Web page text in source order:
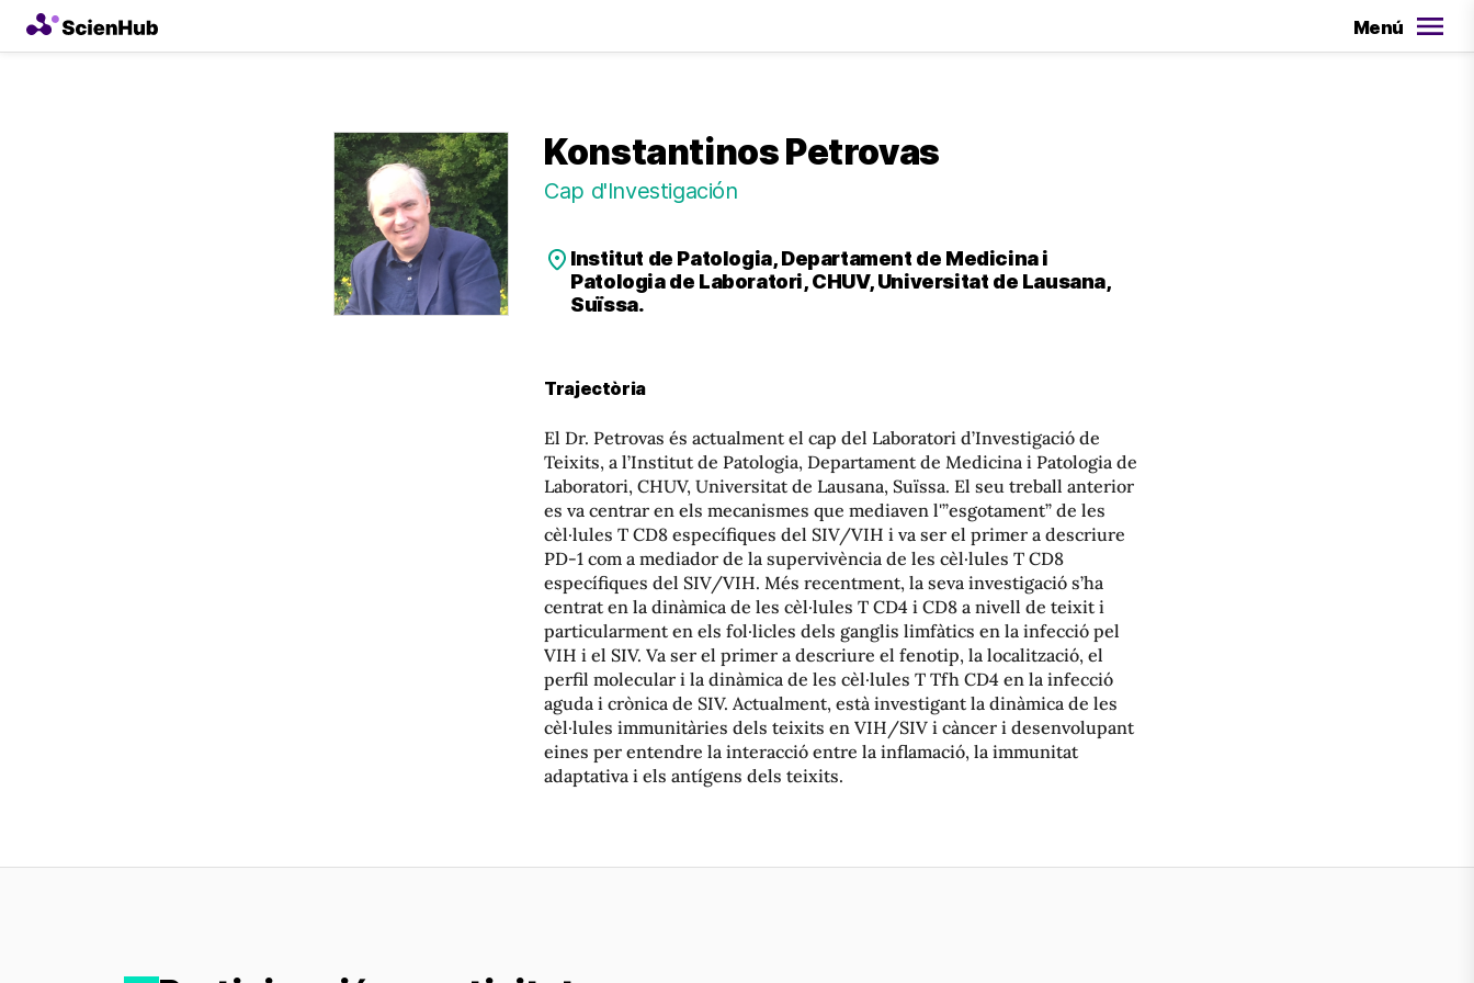
Menú
Konstantinos Petrovas
Cap d'Investigación
Institut de Patologia, Departament de Medicina i
Patologia de Laboratori, CHUV, Universitat de Lausana,
Suïssa.
Trajectòria
El Dr. Petrovas és actualment el cap del Laboratori d’Investigació de
Teixits, a l’Institut de Patologia, Departament de Medicina i Patologia de
Laboratori, CHUV, Universitat de Lausana, Suïssa. El seu treball anterior
es va centrar en els mecanismes que mediaven l'”esgotament” de les
cèl·lules T CD8 específiques del SIV/VIH i va ser el primer a descriure
PD-1 com a mediador de la supervivència de les cèl·lules T CD8
específiques del SIV/VIH. Més recentment, la seva investigació s’ha
centrat en la dinàmica de les cèl·lules T CD4 i CD8 a nivell de teixit i
particularment en els fol·licles dels ganglis limfàtics en la infecció pel
VIH i el SIV. Va ser el primer a descriure el fenotip, la localització, el
perfil molecular i la dinàmica de les cèl·lules T Tfh CD4 en la infecció
aguda i crònica de SIV. Actualment, està investigant la dinàmica de les
cèl·lules immunitàries dels teixits en VIH/SIV i càncer i desenvolupant
eines per entendre la interacció entre la inflamació, la immunitat
adaptativa i els antígens dels teixits.